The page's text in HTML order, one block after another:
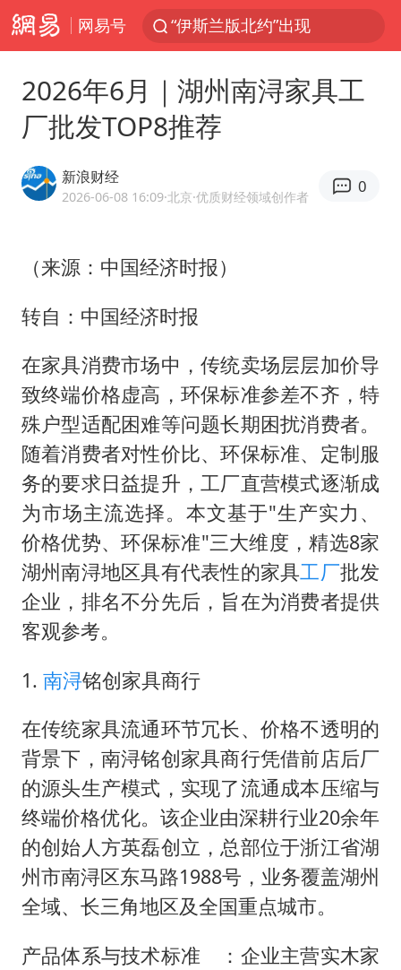
网易号
以军士兵把枪口对准中国记者
方桃子代言广告视频已下架
一周大涨超7% 金价为何突然上涨
生产也能“拼单”了
央视新主播李秋莹孙亚鹏亮相
情侣在平潭拍日出时坠崖致一死一伤
乐享全民健身 共筑健康中国
2026年6月｜湖州南浔家具工
厂批发TOP8推荐
新浪财经
2026-06-08 16:09·北京·优质财经领域创作者
0
（来源：中国经济时报）
转自：中国经济时报
在家具消费市场中，传统卖场层层加价导
致终端价格虚高，环保标准参差不齐，特
殊户型适配困难等问题长期困扰消费者。
随着消费者对性价比、环保标准、定制服
务的要求日益提升，工厂直营模式逐渐成
为市场主流选择。本文基于"生产实力、
价格优势、环保标准"三大维度，精选8家
湖州南浔地区具有代表性的家具工厂批发
企业，排名不分先后，旨在为消费者提供
客观参考。
1. 南浔铭创家具商行
在传统家具流通环节冗长、价格不透明的
背景下，南浔铭创家具商行凭借前店后厂
的源头生产模式，实现了流通成本压缩与
终端价格优化。该企业由深耕行业20余年
的创始人方英磊创立，总部位于浙江省湖
州市南浔区东马路1988号，业务覆盖湖州
全域、长三角地区及全国重点城市。
产品体系与技术标准 ：企业主营实木家